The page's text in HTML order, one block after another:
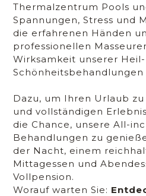
Thermalzentrum Pools
Spannungen, Stress und
die erfahrenen Händen
professionellen
Wirksamkeit unserer
Schönheitsbehandlungen
Dazu, um Ihren Urlaub
und vollständigen
die Chance, unsere All-
Behandlungen zu
der Nacht, einem
Mittagessen und
Vollpension.
Worauf warten Sie: